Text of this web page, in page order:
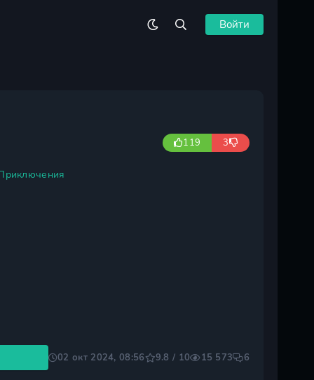
Войти
119 3
02 окт 2024, 08:56 9.8 / 10 15 573 6